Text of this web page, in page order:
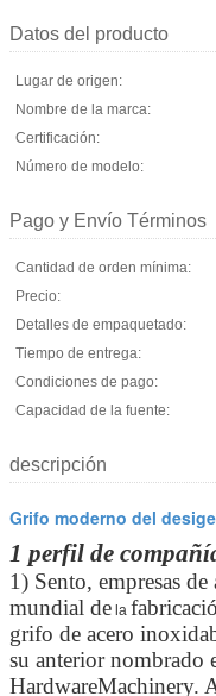
Datos del producto
Lugar de origen:
Nombre de la marca:
Certificación:
Número de modelo:
Pago y Envío Términos
Cantidad de orden mínima:
Precio:
Detalles de empaquetado:
Tiempo de entrega:
Condiciones de pago:
Capacidad de la fuente:
descripción
Grifo moderno del desige
1 perfil de
1) Sento, empresas
mundial de la
grifo de acero
su anterior nombrado
HardwareMachinery.